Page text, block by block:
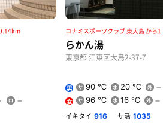
コナミスポーツクラブ 東大島 から
らかん湯
東京都 江東区大島2-37-7
男 90 ℃ 20 ℃
女 96 ℃ 16 ℃
イキタイ 916 サ活 1035